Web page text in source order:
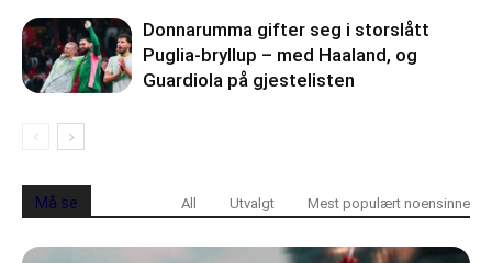
Donnarumma gifter seg i storslått
Puglia-bryllup – med Haaland, og
Guardiola på gjestelisten
Må se All Utvalgt Mest populært noensinne